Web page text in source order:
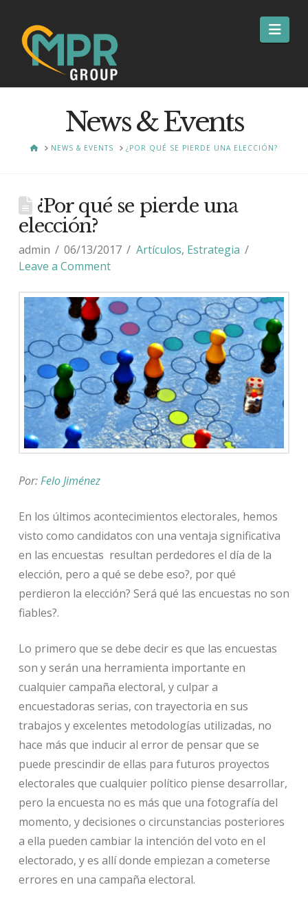
News & Events
HOMENEWS & EVENTS ¿POR QUÉ SE PIERDE UNA ELECCIÓN?
¿Por qué se pierde una
elección?
admin 06/13/2017 Artículos, Estrategia
Leave a Comment
Por:Felo Jiménez
En los últimos acontecimientos electorales, hemos
visto como candidatos con una ventaja significativa
en las encuestas resultan perdedores el día de la
elección, pero a qué se debe eso?, por qué
perdieron la elección? Será qué las encuestas no son
fiables?.
Lo primero que se debe decir es que las encuestas
son y serán una herramienta importante en
cualquier campaña electoral, y culpar a
encuestadoras serias, con trayectoria en sus
trabajos y excelentes metodologías utilizadas, no
hace más que inducir al error de pensar que se
puede prescindir de ellas para futuros proyectos
electorales que cualquier político piense desarrollar,
pero la encuesta no es más que una fotografía del
momento, y decisiones o circunstancias posteriores
a ella pueden cambiar la intención del voto en el
electorado, y es allí donde empiezan a cometerse
errores en una campaña electoral.